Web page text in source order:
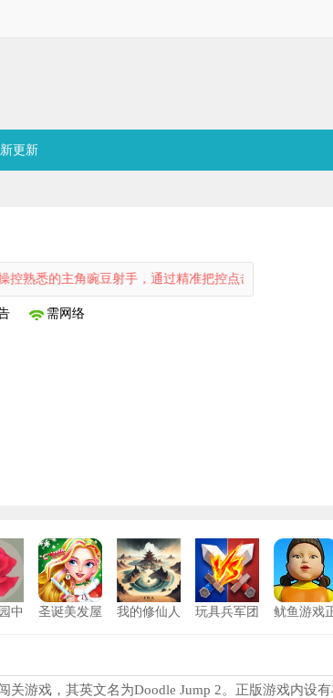
更新
豌豆射手，通过精准把控点击屏幕的速度与力度，
需网络
中
圣诞美发屋
我的修仙人
玩具兵军团
鱿鱼游戏
游戏，其英文名为Doodle Jump 2。正版游戏内设